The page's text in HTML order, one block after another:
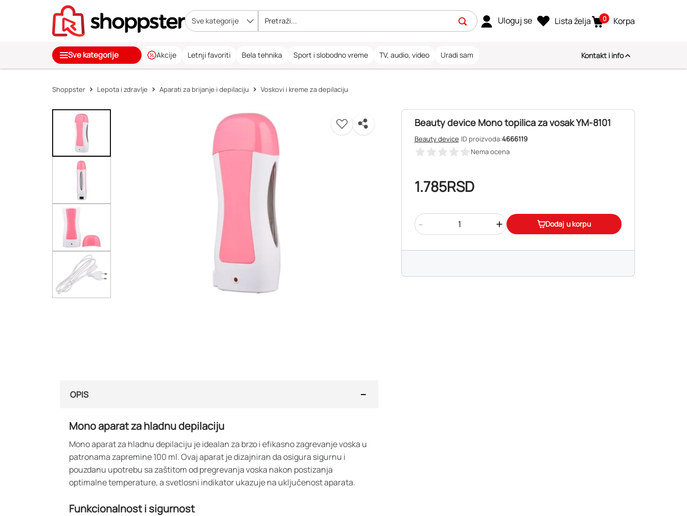
Sve kategorije Uloguj se Lista želja 0 Korpa
Sve kategorije Akcije Letnji favoriti Bela tehnika Sport i slobodno vreme TV, audio, video Uradi sam Kontakt i info
Shoppster Lepota i zdravlje Aparati za brijanje i depilaciju Voskovi i kreme za depilaciju
Beauty device Mono topilica za vosak YM-8101
Beauty device ID proizvoda:4666119
Nema ocena
1.785RSD
- + Dodaj u korpu
OPIS
Mono aparat za hladnu depilaciju
Mono aparat za hladnu depilaciju je idealan za brzo i efikasno zagrevanje voska u
patronama zapremine 100 ml. Ovaj aparat je dizajniran da osigura sigurnu i
pouzdanu upotrebu sa zaštitom od pregrevanja voska nakon postizanja
optimalne temperature, a svetlosni indikator ukazuje na uključenost aparata.
Funkcionalnost i sigurnost